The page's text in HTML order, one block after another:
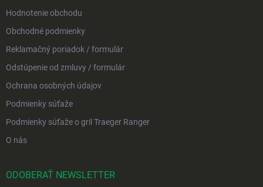
Hodnotenie obchodu
Obchodné podmienky
Reklamačný poriadok / formulár
Odstúpenie od zmluvy / formulár
Ochrana osobných údajov
Podmienky súťaže
Podmienky súťaže o gril Traeger Ranger
O nás
ODOBERAŤ NEWSLETTER